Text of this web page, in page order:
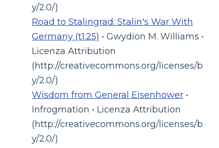
y/2.0/)
Road to Stalingrad: Stalin's War With
Germany (t1.25) • Gwydion M. Williams •
Licenza Attribution
(http://creativecommons.org/licenses/b
y/2.0/)
Wisdom from General Eisenhower •
Infrogmation • Licenza Attribution
(http://creativecommons.org/licenses/b
y/2.0/)